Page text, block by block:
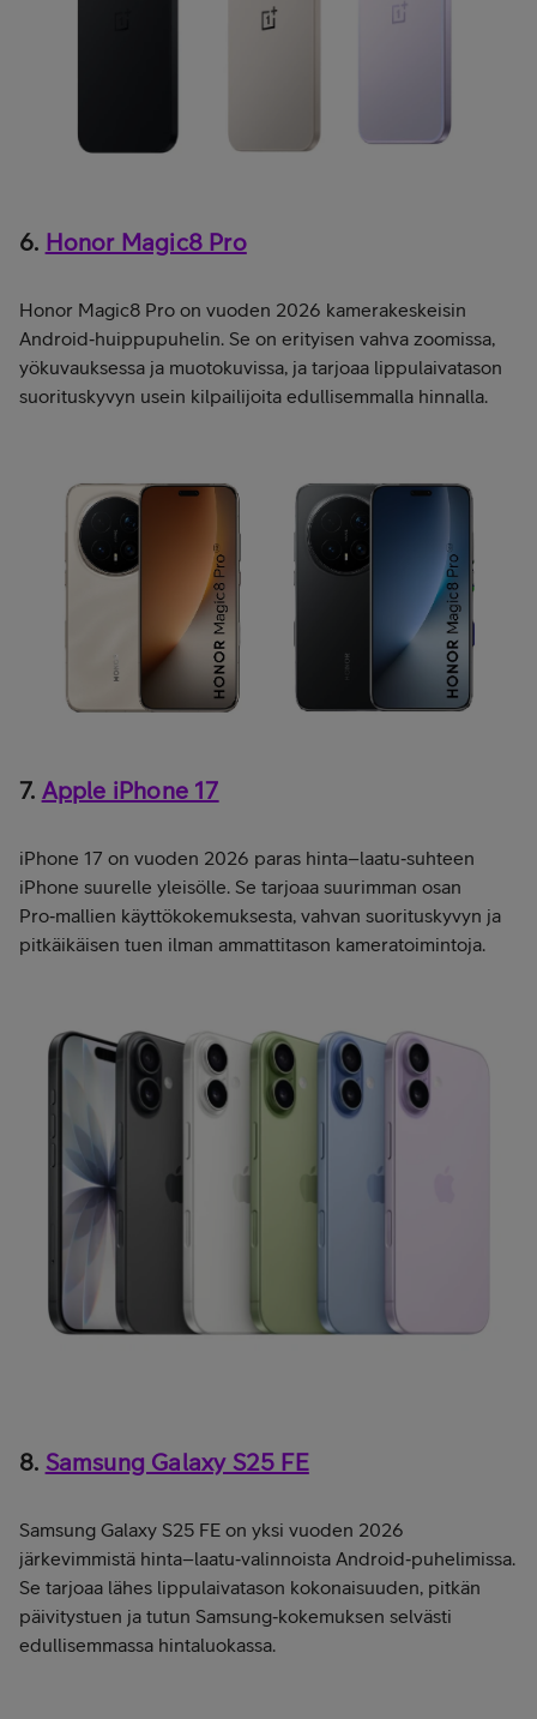
6. Honor Magic8 Pro
Honor Magic8 Pro on vuoden 2026 kamerakeskeisin
Android‑huippupuhelin. Se on erityisen vahva zoomissa,
yökuvauksessa ja muotokuvissa, ja tarjoaa lippulaivatason
suorituskyvyn usein kilpailijoita edullisemmalla hinnalla.
7. Apple iPhone 17
iPhone 17 on vuoden 2026 paras hinta–laatu‑suhteen
iPhone suurelle yleisölle. Se tarjoaa suurimman osan
Pro‑mallien käyttökokemuksesta, vahvan suorituskyvyn ja
pitkäikäisen tuen ilman ammattitason kameratoimintoja.
8. Samsung Galaxy S25 FE
Samsung Galaxy S25 FE on yksi vuoden 2026
järkevimmistä hinta–laatu‑valinnoista Android‑puhelimissa.
Se tarjoaa lähes lippulaivatason kokonaisuuden, pitkän
päivitystuen ja tutun Samsung‑kokemuksen selvästi
edullisemmassa hintaluokassa.